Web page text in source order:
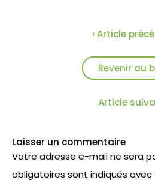
‹ Article
Revenir au
Article
Laisser un commentaire
Votre adresse e-mail ne sera
obligatoires sont indiqués avec